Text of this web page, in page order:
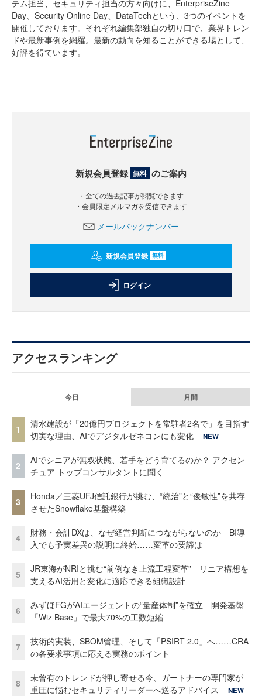
テム担当、セキュリティ担当の方々向けに、EnterpriseZine
Day、Security Online Day、DataTechという、3つのイベントを
開催しております。それぞれ編集部独自の切り口で、業界トレン
ドや最新事例を網羅。最新の動向を知ることができる場として、
好評を得ています。
新規会員登録 無料 のご案内
・全ての過去記事が閲覧できます
・会員限定メルマガを受信できます
メールバックナンバー
新規会員登録 無料
ログイン
アクセスランキング
今日 月間
1
清水建設が「20億円プロジェクトを常駐者2名で」を目指す
切実な理由、AIでデジタルゼネコンにも変化
NEW
2
AIでシニアが無双状態、若手をどう育てるのか？ アクセン
チュア トップコンサルタントに聞く
3
Honda／三菱UFJ信託銀行が挑む、“統治”と“俊敏性”を共存
させたSnowflake基盤構築
4
財務・会計DXは、なぜ経営判断につながらないのか BI導
入でも予実差異の説明に終始……変革の要諦は
5
JR東海がNRIと挑む“前例なき上流工程変革” リニア構想を
支えるAI活用と変化に適応できる組織設計
6
みずほFGがAIエージェントの“量産体制”を確立 開発基盤
「Wiz Base」で最大70%の工数短縮
7
技術的実装、SBOM管理、そして「PSIRT 2.0」へ……CRA
の各要求事項に応える実務のポイント
8
未曾有のトレンドが押し寄せる今、ガートナーの専門家が
重圧に悩むセキュリティリーダーへ送るアドバイス
NEW